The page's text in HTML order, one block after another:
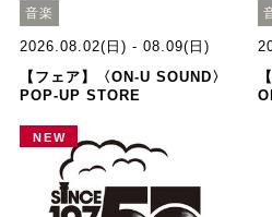
音楽
2026.08.02(日) - 08.09(日)
【フェア】〈ON-U SOUND〉
POP-UP STORE
NEW